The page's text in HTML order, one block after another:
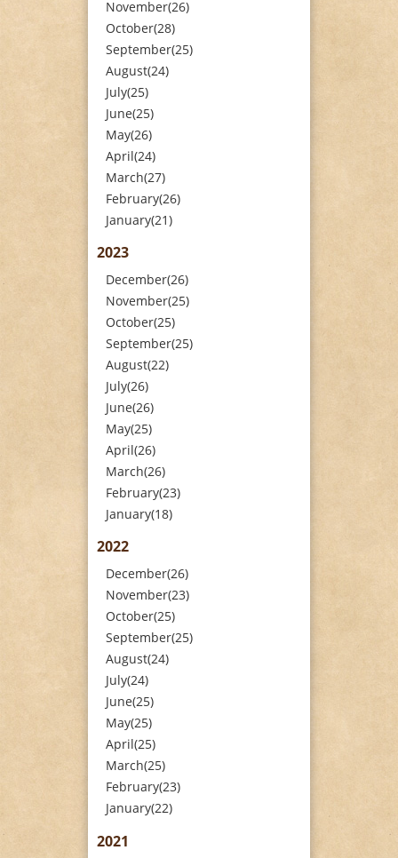
November(26)
October(28)
September(25)
August(24)
July(25)
June(25)
May(26)
April(24)
March(27)
February(26)
January(21)
2023
December(26)
November(25)
October(25)
September(25)
August(22)
July(26)
June(26)
May(25)
April(26)
March(26)
February(23)
January(18)
2022
December(26)
November(23)
October(25)
September(25)
August(24)
July(24)
June(25)
May(25)
April(25)
March(25)
February(23)
January(22)
2021